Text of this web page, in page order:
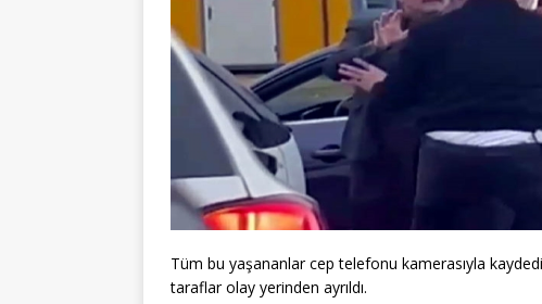
Tüm bu yaşananlar cep telefonu kamerasıyla
taraflar olay yerinden ayrıldı.